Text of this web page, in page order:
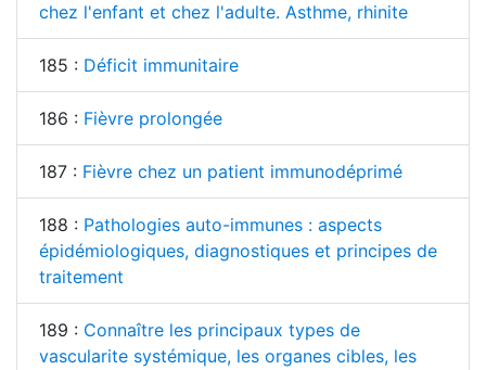
chez l'enfant et chez l'adulte. Asthme, rhinite
185 : Déficit immunitaire
186 : Fièvre prolongée
187 : Fièvre chez un patient immunodéprimé
188 : Pathologies auto-immunes : aspects
épidémiologiques, diagnostiques et principes de
traitement
189 : Connaître les principaux types de
vascularite systémique, les organes cibles, les